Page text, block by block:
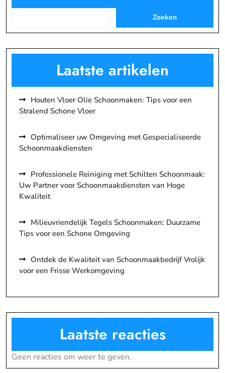
Zoeken
Laatste artikelen
Houten Vloer Olie Schoonmaken: Tips voor een
Stralend Schone Vloer
Optimaliseer uw Omgeving met Gespecialiseerde
Schoonmaakdiensten
Professionele Reiniging met Schilten Schoonmaak:
Uw Partner voor Schoonmaakdiensten van Hoge
Kwaliteit
Milieuvriendelijk Tegels Schoonmaken: Duurzame
Tips voor een Schone Omgeving
Ontdek de Kwaliteit van Schoonmaakbedrijf Vrolijk
voor een Frisse Werkomgeving
Laatste reacties
Geen reacties om weer te geven.